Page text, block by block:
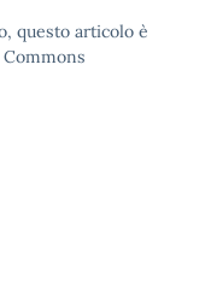
questo articolo è